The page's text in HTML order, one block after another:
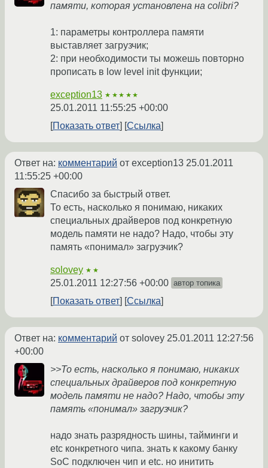
памяти, которая установлена на colibri?
1: параметры контроллера памяти
выставляет загрузчик;
2: при необходимости ты можешь повторно
прописать в low level init функции;
exception13 ★★★★★
25.01.2011 11:55:25 +00:00
Показать ответ
Ссылка
Ответ на: комментарий от exception13 25.01.2011
11:55:25 +00:00
Спасибо за быстрый ответ.
То есть, насколько я понимаю, никаких
специальных драйверов под конкретную
модель памяти не надо? Надо, чтобы эту
память «понимал» загрузчик?
solovey ★★
25.01.2011 12:27:56 +00:00 автор топика
Показать ответ Ссылка
Ответ на: комментарий от solovey 25.01.2011 12:27:56
+00:00
>>То есть, насколько я понимаю, никаких
специальных драйверов под конкретную
модель памяти не надо? Надо, чтобы эту
память «понимал» загрузчик?
надо знать разрядность шины, тайминги и
etc конкретного чипа. знать к какому банку
SoC подключен чип и etc. но инитить